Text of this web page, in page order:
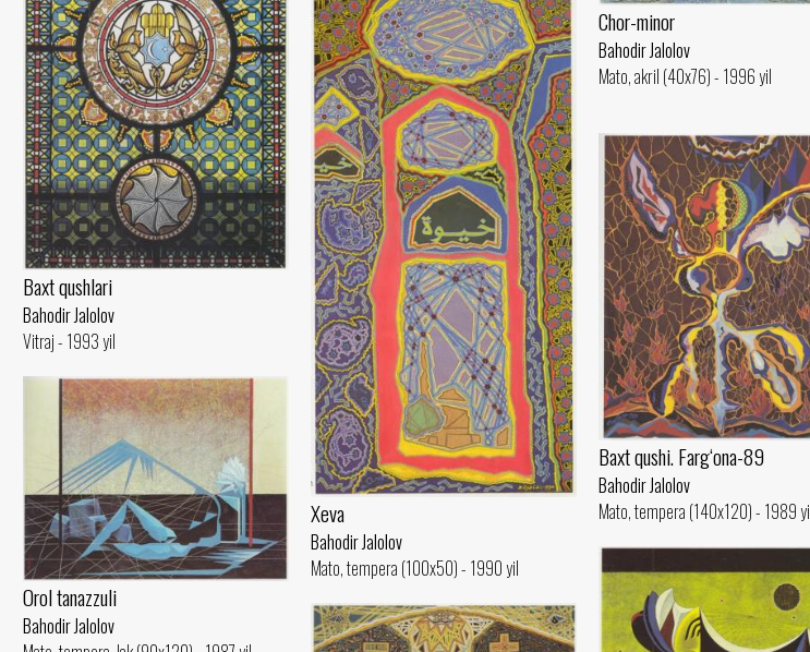
Baxt qushlari
Bahodir Jalolov
Vitraj - 1993 yil
Chor-minor
Bahodir Jalolov
Mato, akril (40x76) - 1996 yil
Xeva
Bahodir Jalolov
Mato, tempera (100x50) - 1990 yil
Baxt qushi. Farg‘ona-89
Bahodir Jalolov
Mato, tempera (140x120) - 1989
Orol tanazzuli
Bahodir Jalolov